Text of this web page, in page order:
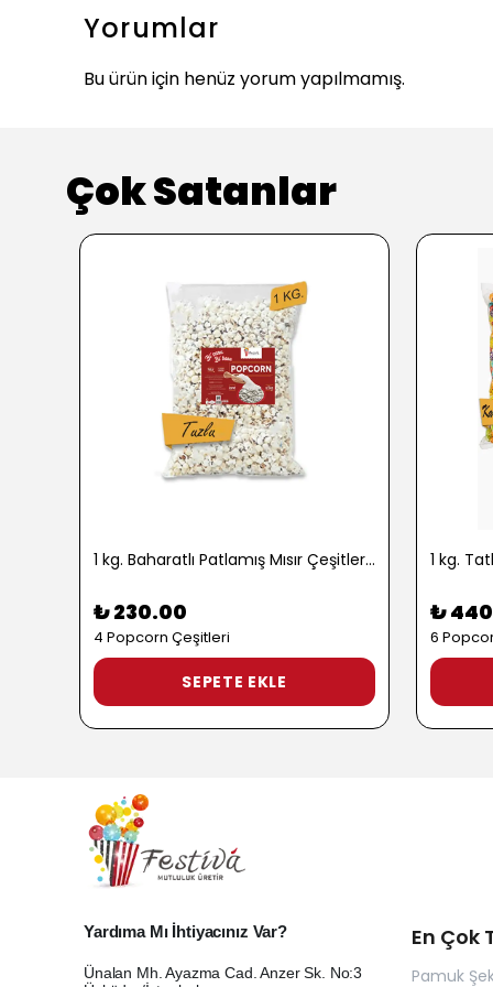
Yorumlar
Bu ürün için henüz yorum yapılmamış.
Çok Satanlar
1 kg. Baharatlı Patlamış Mısır Çeşitleri - 2724
₺ 230.00
4 Popcorn Çeşitleri
SEPETE EKLE
₺
6
En Çok
Pamuk
Yardıma Mı İhtiyacınız Var?
Ünalan Mh. Ayazma Cad. Anzer Sk. No:3